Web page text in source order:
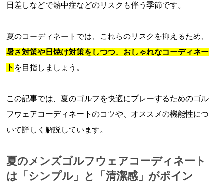
日差しなどで熱中症などのリスクも伴う季節です。
夏のコーディネートでは、これらのリスクを抑えるため、
暑さ対策や日焼け対策をしつつ、おしゃれなコーディネー
ト を目指しましょう。
この記事では、夏のゴルフを快適にプレーするためのゴル
フウェアコーディネートのコツや、オススメの機能性につ
いて詳しく解説しています。
夏のメンズゴルフウェアコーディネート
は「シンプル」と「清潔感」がポイン